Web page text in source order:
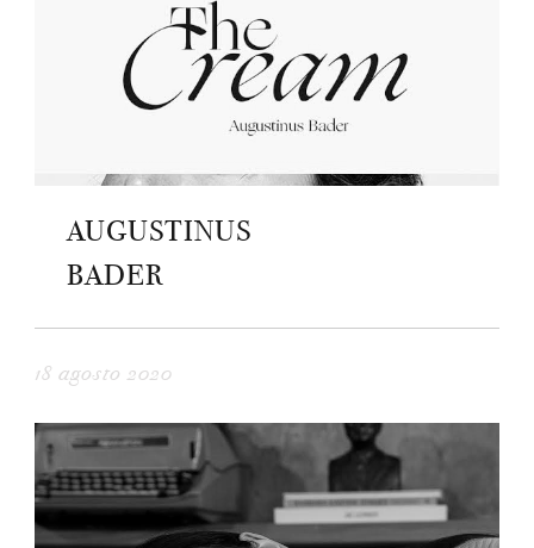
AUGUSTINUS
BADER
18 agosto 2020